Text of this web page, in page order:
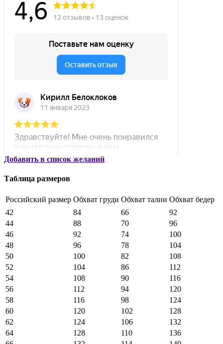
Добавить в список желаний
Таблица размеров
Российский размер Обхват груди Обхват талии Обхват бедер
42
84 66
92
44
88 70
96
46
92 74
100
48
96 78
104
50
100 82
108
52
104 86
112
54
108 90
116
56
112 94
120
58
116 98
124
60
120 102
128
62
124 106
132
64
128 110
136